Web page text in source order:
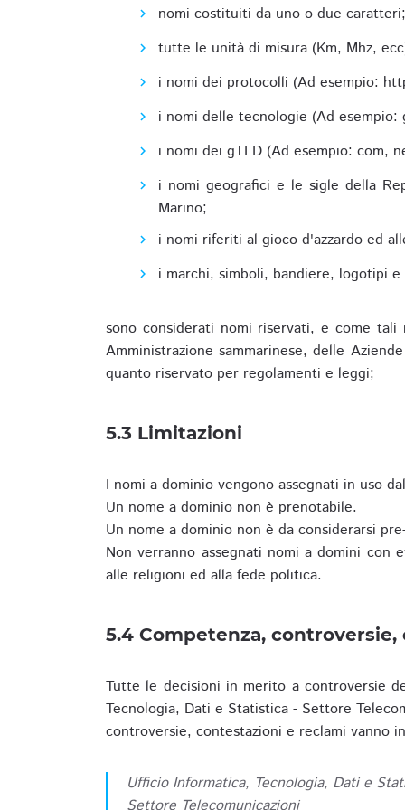
nomi costituiti da uno o due caratteri;
tutte le unità di misura (Km, Mhz,
i nomi dei protocolli (Ad esempio:
i nomi delle tecnologie (Ad esempio:
i nomi dei gTLD (Ad esempio: com,
i nomi geografici e le sigle della
Marino;
i nomi riferiti al gioco d'azzardo ed
i marchi, simboli, bandiere, logotipi
sono considerati nomi riservati, e come
Amministrazione sammarinese, delle
quanto riservato per regolamenti e leggi;
5.3 Limitazioni
I nomi a dominio vengono assegnati in uso
Un nome a dominio non è prenotabile.
Un nome a dominio non è da considerarsi
Non verranno assegnati nomi a domini
alle religioni ed alla fede politica.
5.4 Competenza,
Tutte le decisioni in merito a controversie
Tecnologia, Dati e Statistica - Settore
controversie, contestazioni e reclami vanno
Ufficio Informatica, Tecnologia, Dati e